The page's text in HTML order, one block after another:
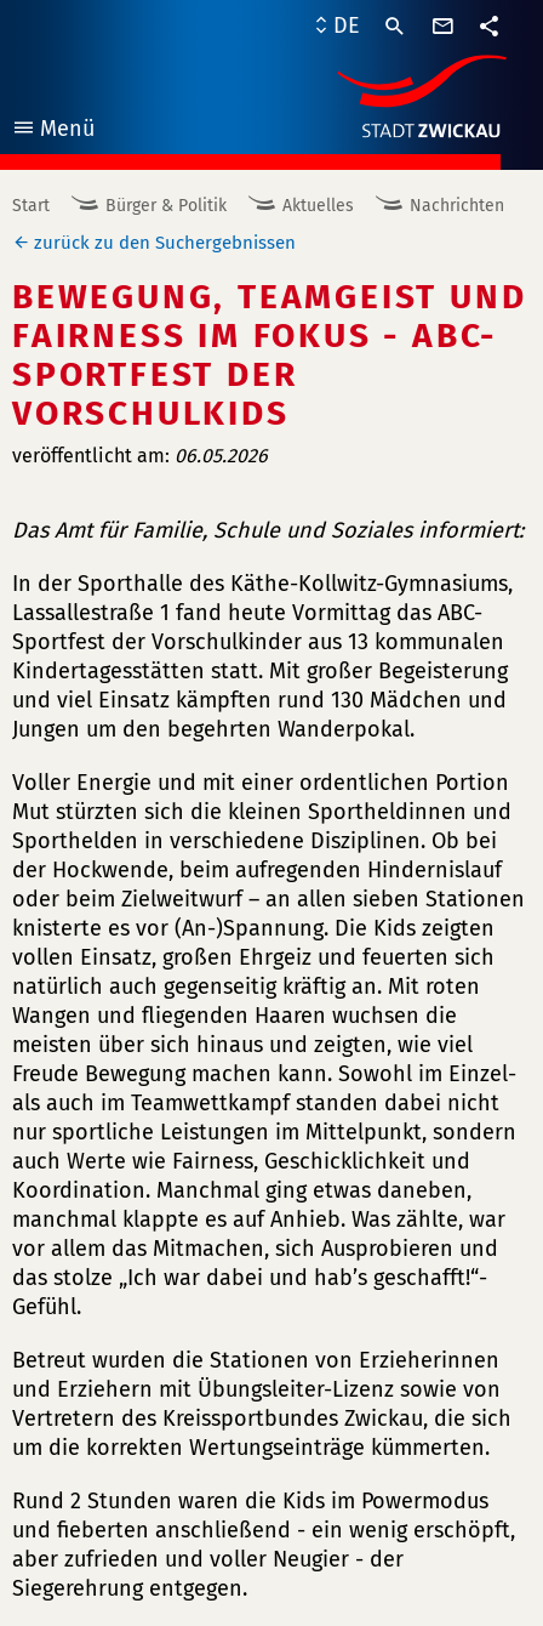
Menü
öffnen
DE
Start Bürger & Politik Aktuelles Nachrichten
zurück zu den Suchergebnissen
BEWEGUNG, TEAMGEIST UND
FAIRNESS IM FOKUS - ABC-
SPORTFEST DER
VORSCHULKIDS
veröffentlicht am: 06.05.2026
Das Amt für Familie, Schule und Soziales informiert:
In der Sporthalle des Käthe-Kollwitz-Gymnasiums,
Lassallestraße 1 fand heute Vormittag das ABC-
Sportfest der Vorschulkinder aus 13 kommunalen
Kindertagesstätten statt. Mit großer Begeisterung
und viel Einsatz kämpften rund 130 Mädchen und
Jungen um den begehrten Wanderpokal.
Voller Energie und mit einer ordentlichen Portion
Mut stürzten sich die kleinen Sportheldinnen und
Sporthelden in verschiedene Disziplinen. Ob bei
der Hockwende, beim aufregenden Hindernislauf
oder beim Zielweitwurf – an allen sieben Stationen
knisterte es vor (An-)Spannung. Die Kids zeigten
vollen Einsatz, großen Ehrgeiz und feuerten sich
natürlich auch gegenseitig kräftig an. Mit roten
Wangen und fliegenden Haaren wuchsen die
meisten über sich hinaus und zeigten, wie viel
Freude Bewegung machen kann. Sowohl im Einzel-
als auch im Teamwettkampf standen dabei nicht
nur sportliche Leistungen im Mittelpunkt, sondern
auch Werte wie Fairness, Geschicklichkeit und
Koordination. Manchmal ging etwas daneben,
manchmal klappte es auf Anhieb. Was zählte, war
vor allem das Mitmachen, sich Ausprobieren und
das stolze „Ich war dabei und hab’s geschafft!“-
Gefühl.
Betreut wurden die Stationen von Erzieherinnen
und Erziehern mit Übungsleiter-Lizenz sowie von
Vertretern des Kreissportbundes Zwickau, die sich
um die korrekten Wertungseinträge kümmerten.
Rund 2 Stunden waren die Kids im Powermodus
und fieberten anschließend - ein wenig erschöpft,
aber zufrieden und voller Neugier - der
Siegerehrung entgegen.